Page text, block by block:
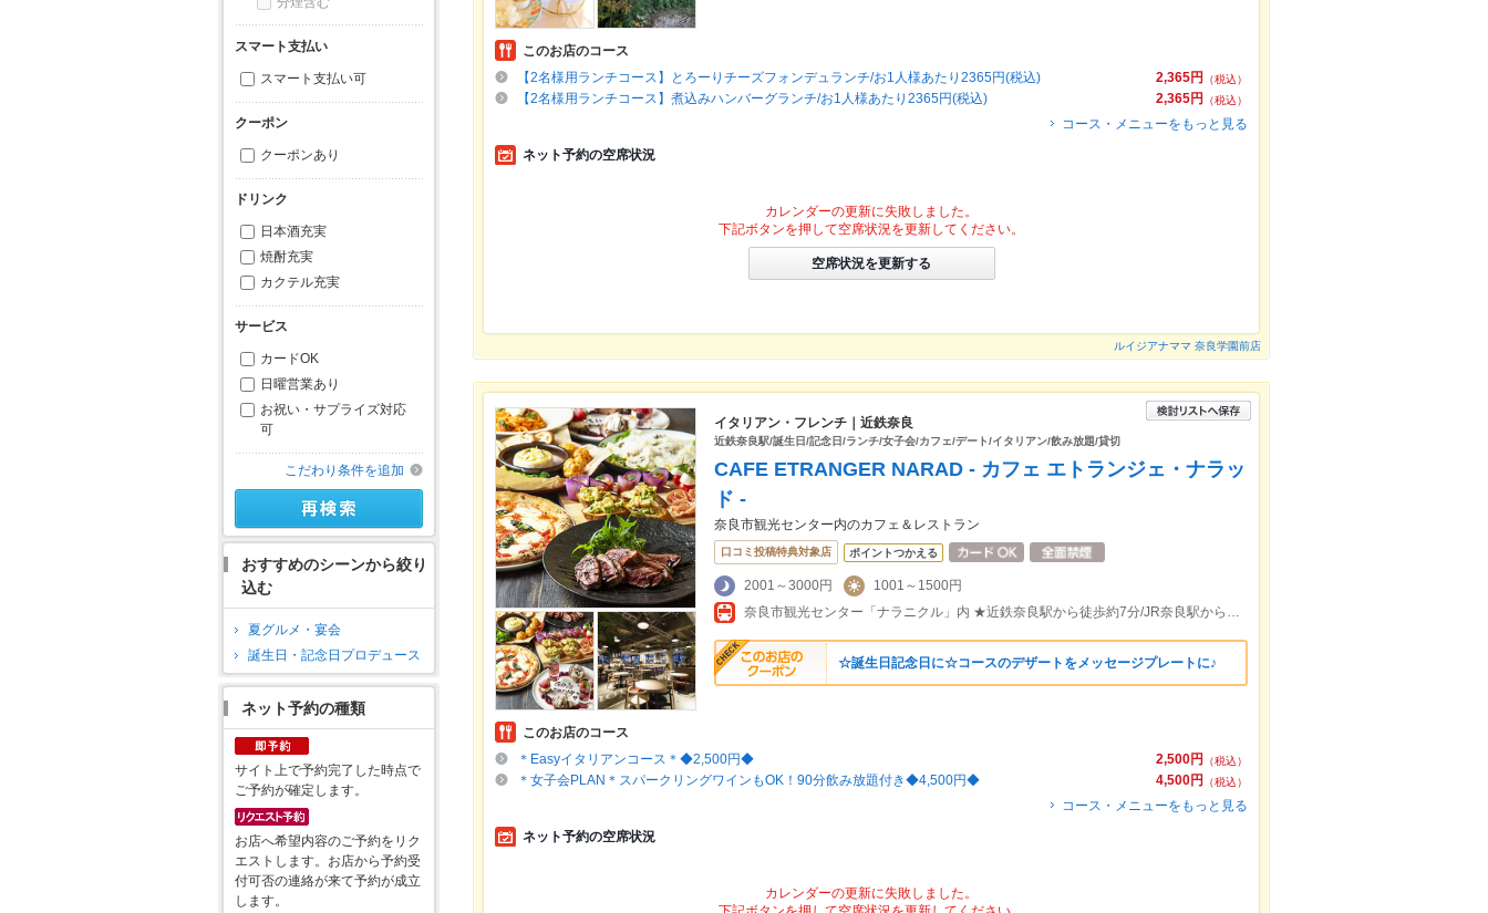
スマート支払い
スマート支払い可
クーポン
クーポンあり
ドリンク
日本酒充実
焼酎充実
カクテル充実
サービス
カードOK
日曜営業あり
お祝い・サプライズ対応
可
こだわり条件を追加
おすすめのシーンから絞り
込む
夏グルメ・宴会
誕生日・記念日プロデュース
ネット予約の種類
サイト上で予約完了した時点で
ご予約が確定します。
お店へ希望内容のご予約をリク
エストします。お店から予約受
付可否の連絡が来て予約が成立
します。
このお店のコース
2,365円
（税込）
【2名様用ランチコース】とろーりチーズフォンデュランチ/お1人様あたり2365円(税込)
2,365円
（税込）
【2名様用ランチコース】煮込みハンバーグランチ/お1人様あたり2365円(税込)
コース・メニューをもっと見る
ネット予約の空席状況
カレンダーの更新に失敗しました。
下記ボタンを押して空席状況を更新してください。
空席状況を更新する
ルイジアナママ 奈良学園前店
イタリアン・フレンチ｜近鉄奈良
近鉄奈良駅/誕生日/記念日/ランチ/女子会/カフェ/デート/イタリアン/飲み放題/貸切
CAFE ETRANGER NARAD - カフェ エトランジェ・ナラッ
ド -
奈良市観光センター内のカフェ＆レストラン
口コミ投稿特典対象店 ポイントつかえる
2001～3000円
1001～1500円
奈良市観光センター「ナラニクル」内 ★近鉄奈良駅から徒歩約7分/JR奈良駅から徒歩約10分
☆誕生日記念日に☆コースのデザートをメッセージプレートに♪
このお店のコース
2,500円
（税込）
＊Easyイタリアンコース＊◆2,500円◆
4,500円
（税込）
＊女子会PLAN＊スパークリングワインもOK！90分飲み放題付き◆4,500円◆
コース・メニューをもっと見る
ネット予約の空席状況
カレンダーの更新に失敗しました。